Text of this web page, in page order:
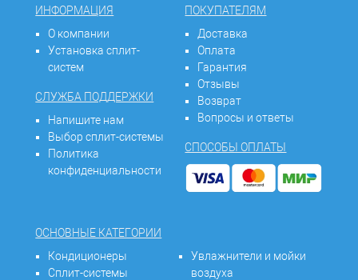
ИНФОРМАЦИЯ
О компании
Установка сплит-
систем
СЛУЖБА ПОДДЕРЖКИ
Напишите нам
Выбор сплит-системы
Политика
конфиденциальности
ПОКУПАТЕЛЯМ
Доставка
Оплата
Гарантия
Отзывы
Возврат
Вопросы и ответы
СПОСОБЫ ОПЛАТЫ
ОСНОВНЫЕ КАТЕГОРИИ
Кондиционеры
Сплит-системы
Увлажнители и мойки
воздуха